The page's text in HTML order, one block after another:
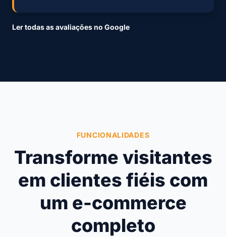
Ler todas as avaliações no Google
FUNCIONALIDADES
Transforme visitantes
em clientes fiéis com
um e-commerce
completo